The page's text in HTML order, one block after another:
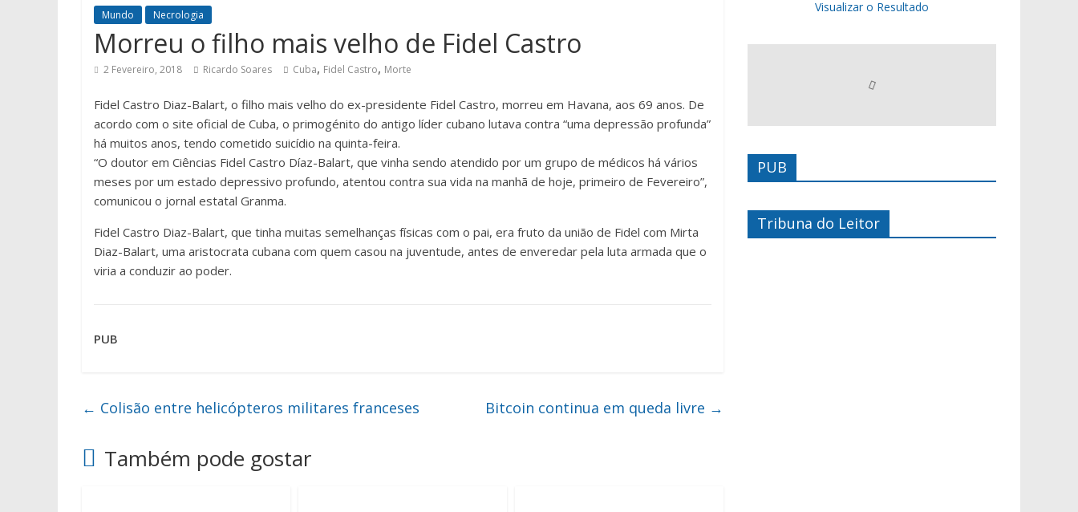
Mundo Necrologia
Morreu o filho mais velho de Fidel Castro
2 Fevereiro, 2018 Ricardo Soares Cuba, Fidel Castro, Morte
Fidel Castro Diaz-Balart, o filho mais velho do ex-presidente Fidel Castro, morreu em Havana, aos 69 anos. De
acordo com o site oficial de Cuba, o primogénito do antigo líder cubano lutava contra “uma depressão profunda”
há muitos anos, tendo cometido suicídio na quinta-feira.
“O doutor em Ciências Fidel Castro Díaz-Balart, que vinha sendo atendido por um grupo de médicos há vários
meses por um estado depressivo profundo, atentou contra sua vida na manhã de hoje, primeiro de Fevereiro”,
comunicou o jornal estatal Granma.
Fidel Castro Diaz-Balart, que tinha muitas semelhanças físicas com o pai, era fruto da união de Fidel com Mirta
Diaz-Balart, uma aristocrata cubana com quem casou na juventude, antes de enveredar pela luta armada que o
viria a conduzir ao poder.
PUB
← Colisão entre helicópteros militares franceses Bitcoin continua em queda livre →
Também pode gostar
Visualizar o Resultado
PUB
Tribuna do Leitor